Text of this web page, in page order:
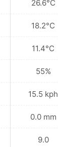
26.6°C
18.2°C
11.4°C
55%
15.5 kph
0.0 mm
9.0